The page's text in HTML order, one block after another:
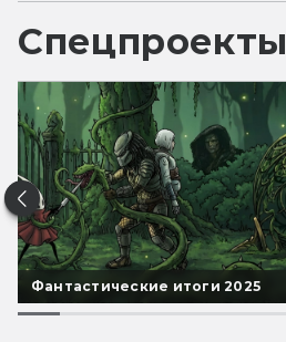
Спецпроекты
Фантастические итоги 2025